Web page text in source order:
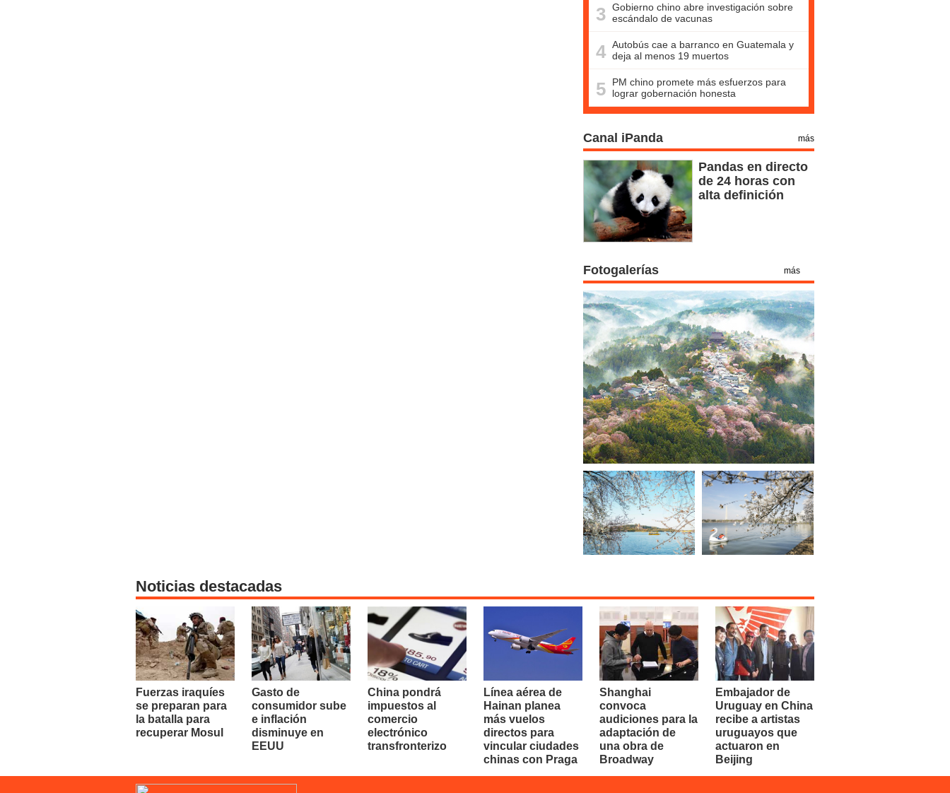
3 Gobierno chino abre investigación sobre
escándalo de vacunas
4 Autobús cae a barranco en Guatemala y
deja al menos 19 muertos
5
PM chino promete más esfuerzos para
lograr gobernación honesta
Canal iPanda más
Pandas en directo
de 24 horas con
alta definición
Fotogalerías más
Noticias destacadas
Fuerzas iraquíes
se preparan para
la batalla para
recuperar Mosul
Gasto de
consumidor sube
e inflación
disminuye en
EEUU
China pondrá
impuestos al
comercio
electrónico
transfronterizo
Línea aérea de
Hainan planea
más vuelos
directos para
vincular ciudades
chinas con Praga
Shanghai
convoca
audiciones para la
adaptación de
una obra de
Broadway
Embajador de
Uruguay en China
recibe a artistas
uruguayos que
actuaron en
Beijing